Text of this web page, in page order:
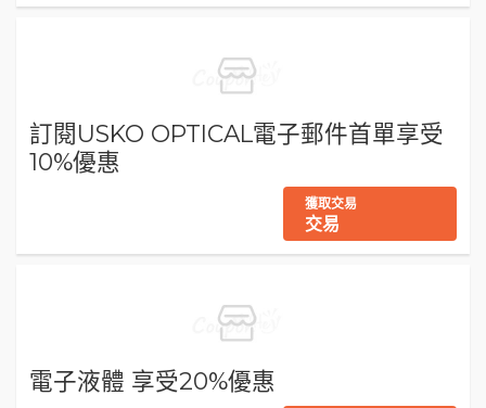
訂閱USKO OPTICAL電子郵件首單享受
10%優惠
獲取交易
交易
電子液體 享受20%優惠